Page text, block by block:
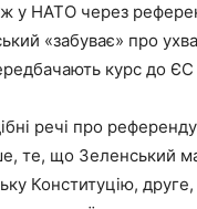
у НАТО через
«забуває» про
курс до
речі про
те, що Зеленський
Конституцію,